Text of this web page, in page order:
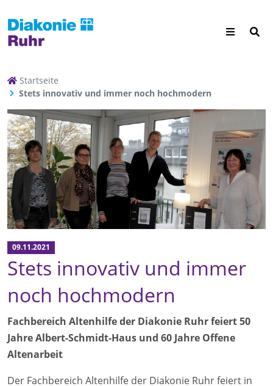
Startseite
Stets innovativ und immer noch hochmodern
09.11.2021
Stets innovativ und immer
noch hochmodern
Fachbereich Altenhilfe der Diakonie Ruhr feiert 50
Jahre Albert-Schmidt-Haus und 60 Jahre Offene
Altenarbeit
Der Fachbereich Altenhilfe der Diakonie Ruhr feiert in